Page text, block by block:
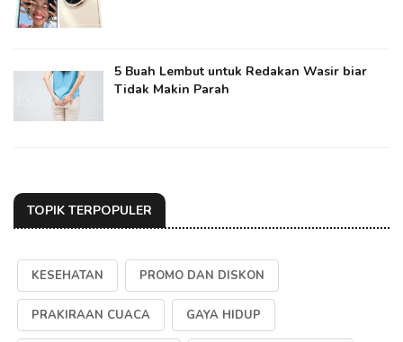
5 Buah Lembut untuk Redakan Wasir biar
Tidak Makin Parah
TOPIK TERPOPULER
KESEHATAN PROMO DAN DISKON
PRAKIRAAN CUACA GAYA HIDUP